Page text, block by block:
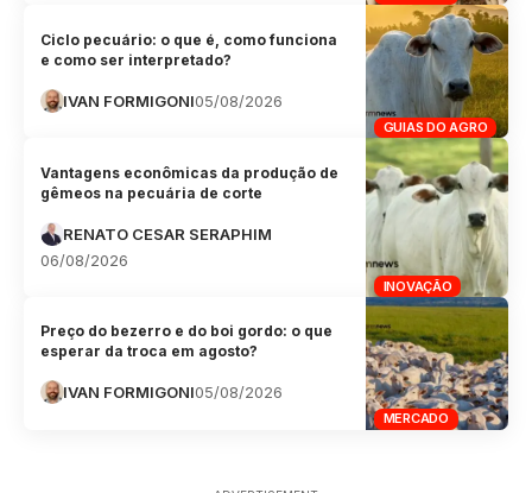
GUIAS DO AGRO
Ciclo pecuário: o que é, como funciona
e como ser interpretado?
IVAN FORMIGONI05/08/2026
INOVAÇÃO
Vantagens econômicas da produção de
gêmeos na pecuária de corte
RENATO CESAR SERAPHIM
06/08/2026
MERCADO
Preço do bezerro e do boi gordo: o que
esperar da troca em agosto?
IVAN FORMIGONI05/08/2026